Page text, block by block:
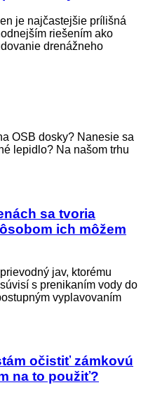
je najčastejšie prílišná
riešením ako
drenážneho
OSB dosky? Nanesie sa
lepidlo? Na našom trhu
sa tvoria
ich môžem
jav, ktorému
s prenikaním vody do
vyplavovaním
očistiť zámkovú
na to použiť?